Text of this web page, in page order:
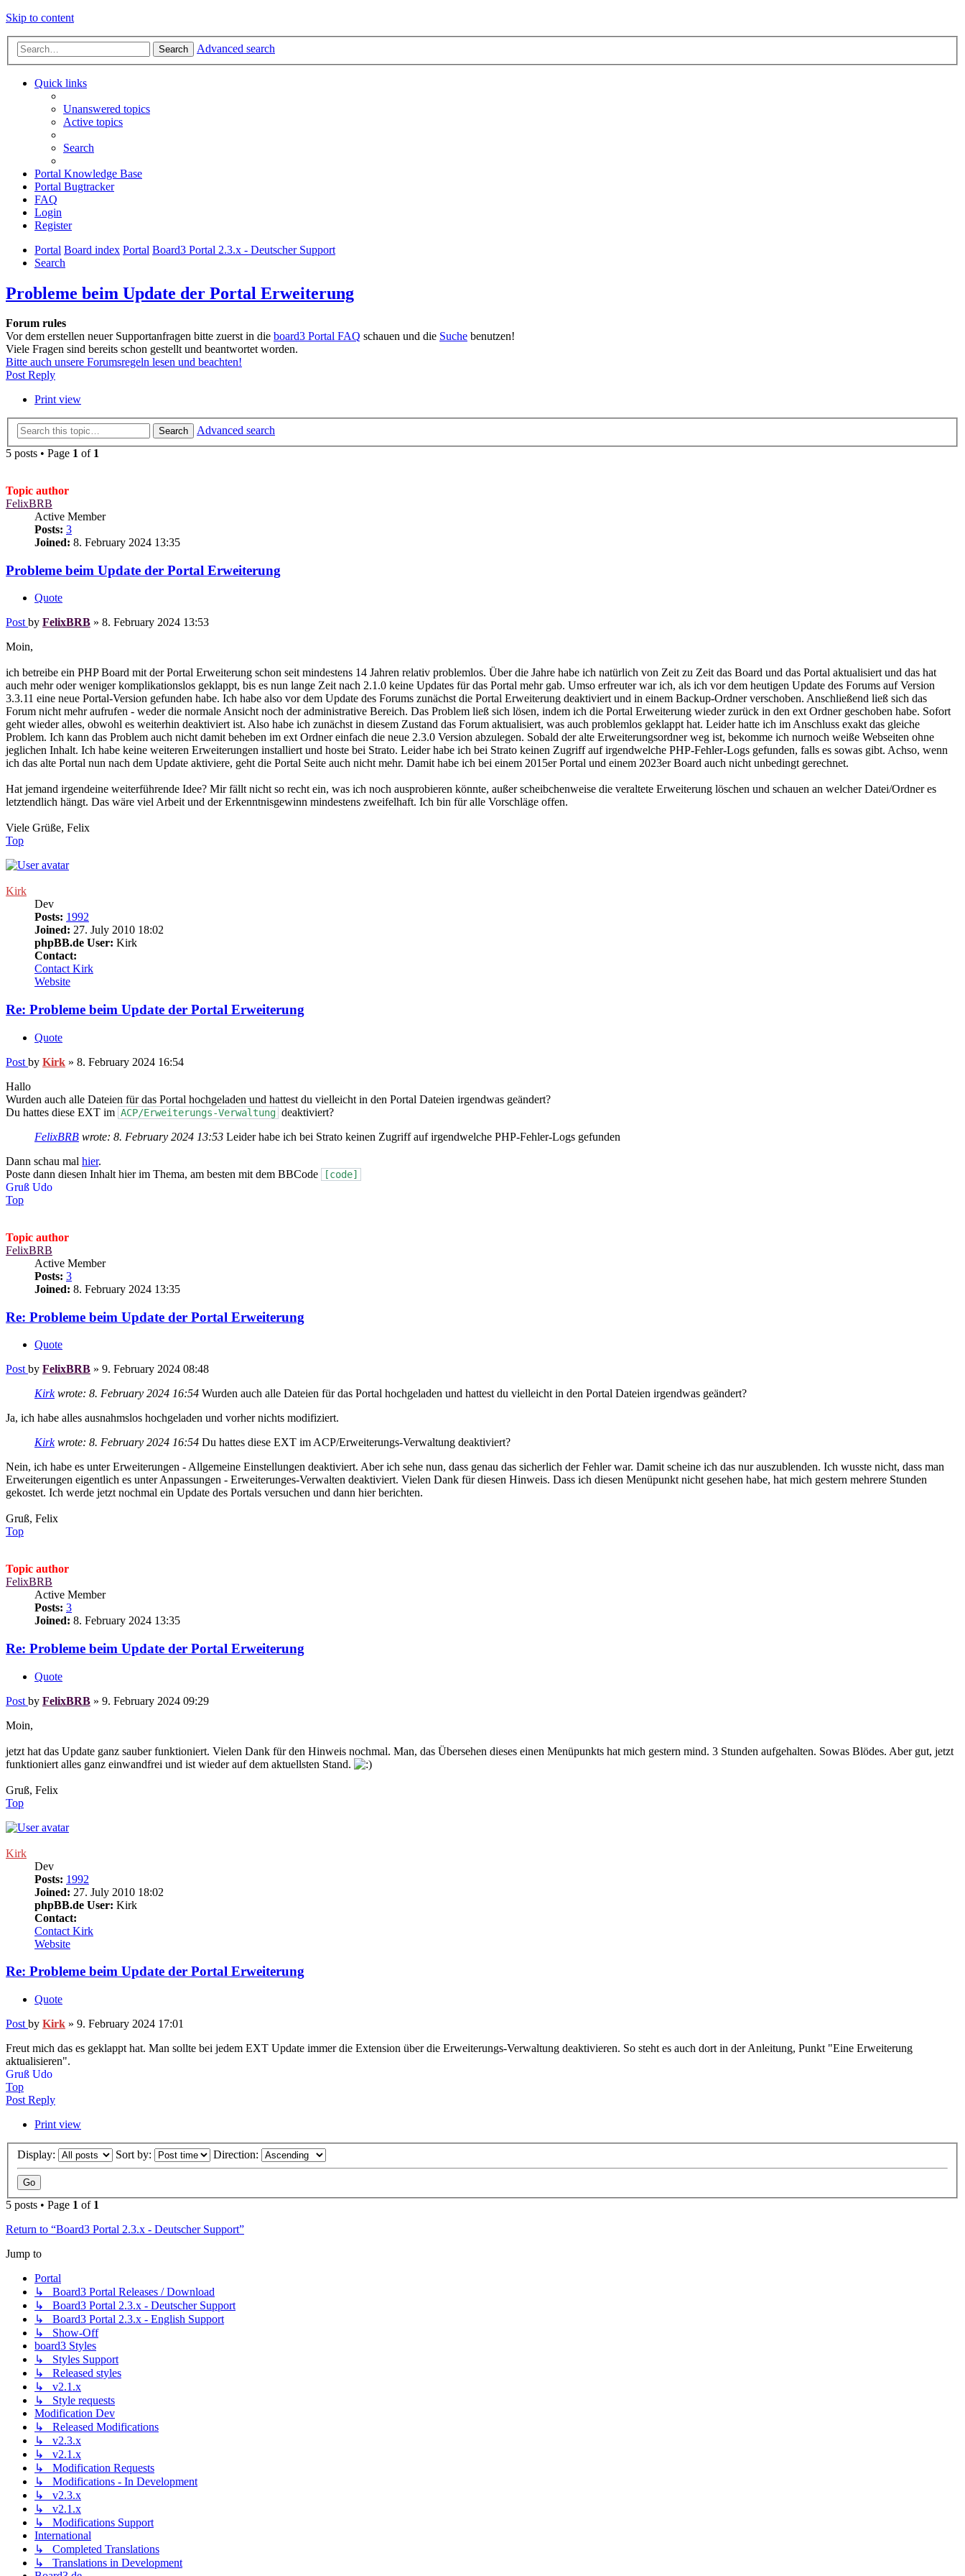
Skip to content
Search Advanced search
Quick links
Unanswered topics
Active topics
Search
Portal Knowledge Base
Portal Bugtracker
FAQ
Login
Register
Portal Board index Portal Board3 Portal 2.3.x - Deutscher Support
Search
Probleme beim Update der Portal Erweiterung
Forum rules
Vor dem erstellen neuer Supportanfragen bitte zuerst in die board3 Portal FAQ schauen und die Suche benutzen!
Viele Fragen sind bereits schon gestellt und beantwortet worden.
Bitte auch unsere Forumsregeln lesen und beachten!
Post Reply
Print view
Search
Advanced search
5 posts • Page 1 of 1
Topic author
FelixBRB
Active Member
Posts: 3
Joined: 8. February 2024 13:35
Probleme beim Update der Portal Erweiterung
Quote
Post by FelixBRB » 8. February 2024 13:53
Moin,
ich betreibe ein PHP Board mit der Portal Erweiterung schon seit mindestens 14 Jahren relativ problemlos. Über die Jahre habe ich natürlich von Zeit zu Zeit das Board und das Portal aktualisiert und das hat
auch mehr oder weniger komplikationslos geklappt, bis es nun lange Zeit nach 2.1.0 keine Updates für das Portal mehr gab. Umso erfreuter war ich, als ich vor dem heutigen Update des Forums auf Version
3.3.11 eine neue Portal-Version gefunden habe. Ich habe also vor dem Update des Forums zunächst die Portal Erweiterung deaktiviert und in einem Backup-Ordner verschoben. Anschließend ließ sich das
Forum nicht mehr aufrufen - weder die normale Ansicht noch der administrative Bereich. Das Problem ließ sich lösen, indem ich die Portal Erweiterung wieder zurück in den ext Ordner geschoben habe. Sofort
geht wieder alles, obwohl es weiterhin deaktiviert ist. Also habe ich zunächst in diesem Zustand das Forum aktualisiert, was auch problemlos geklappt hat. Leider hatte ich im Anschluss exakt das gleiche
Problem. Ich kann das Problem auch nicht damit beheben im ext Ordner einfach die neue 2.3.0 Version abzulegen. Sobald der alte Erweiterungsordner weg ist, bekomme ich nurnoch weiße Webseiten ohne
jeglichen Inhalt. Ich habe keine weiteren Erweiterungen installiert und hoste bei Strato. Leider habe ich bei Strato keinen Zugriff auf irgendwelche PHP-Fehler-Logs gefunden, falls es sowas gibt. Achso, wenn
ich das alte Portal nun nach dem Update aktiviere, geht die Portal Seite auch nicht mehr. Damit habe ich bei einem 2015er Portal und einem 2023er Board auch nicht unbedingt gerechnet.
Hat jemand irgendeine weiterführende Idee? Mir fällt nicht so recht ein, was ich noch ausprobieren könnte, außer scheibchenweise die veraltete Erweiterung löschen und schauen an welcher Datei/Ordner es
letztendlich hängt. Das wäre viel Arbeit und der Erkenntnisgewinn mindestens zweifelhaft. Ich bin für alle Vorschläge offen.
Viele Grüße, Felix
Top
Kirk
Dev
Posts: 1992
Joined: 27. July 2010 18:02
phpBB.de User: Kirk
Contact:
Contact Kirk
Website
Re: Probleme beim Update der Portal Erweiterung
Quote
Post by Kirk » 8. February 2024 16:54
Hallo
Wurden auch alle Dateien für das Portal hochgeladen und hattest du vielleicht in den Portal Dateien irgendwas geändert?
Du hattes diese EXT im ACP/Erweiterungs-Verwaltung deaktiviert?
FelixBRB wrote: 8. February 2024 13:53 Leider habe ich bei Strato keinen Zugriff auf irgendwelche PHP-Fehler-Logs gefunden
Dann schau mal hier.
Poste dann diesen Inhalt hier im Thema, am besten mit dem BBCode
[code]
Gruß Udo
Top
Topic author
FelixBRB
Active Member
Posts: 3
Joined: 8. February 2024 13:35
Re: Probleme beim Update der Portal Erweiterung
Quote
Post by FelixBRB » 9. February 2024 08:48
Kirkwrote: 8. February 2024 16:54 Wurden auch alle Dateien für das Portal hochgeladen und hattest du vielleicht in den Portal Dateien irgendwas geändert?
Ja, ich habe alles ausnahmslos hochgeladen und vorher nichts modifiziert.
Kirkwrote: 8. February 2024 16:54 Du hattes diese EXT im ACP/Erweiterungs-Verwaltung deaktiviert?
Nein, ich habe es unter Erweiterungen - Allgemeine Einstellungen deaktiviert. Aber ich sehe nun, dass genau das sicherlich der Fehler war. Damit scheine ich das nur auszublenden. Ich wusste nicht, dass man
Erweiterungen eigentlich es unter Anpassungen - Erweiterunges-Verwalten deaktiviert. Vielen Dank für diesen Hinweis. Dass ich diesen Menüpunkt nicht gesehen habe, hat mich gestern mehrere Stunden
gekostet. Ich werde jetzt nochmal ein Update des Portals versuchen und dann hier berichten.
Gruß, Felix
Top
Topic author
FelixBRB
Active Member
Posts: 3
Joined: 8. February 2024 13:35
Re: Probleme beim Update der Portal Erweiterung
Quote
Post by FelixBRB » 9. February 2024 09:29
Moin,
jetzt hat das Update ganz sauber funktioniert. Vielen Dank für den Hinweis nochmal. Man, das Übersehen dieses einen Menüpunkts hat mich gestern mind. 3 Stunden aufgehalten. Sowas Blödes. Aber gut, jetzt
funktioniert alles ganz einwandfrei und ist wieder auf dem aktuellsten Stand.
Gruß, Felix
Top
Kirk
Dev
Posts: 1992
Joined: 27. July 2010 18:02
phpBB.de User: Kirk
Contact:
Contact Kirk
Website
Re: Probleme beim Update der Portal Erweiterung
Quote
Post by Kirk » 9. February 2024 17:01
Freut mich das es geklappt hat. Man sollte bei jedem EXT Update immer die Extension über die Erweiterungs-Verwaltung deaktivieren. So steht es auch dort in der Anleitung, Punkt "Eine Erweiterung
aktualisieren".
Gruß Udo
Top
Post Reply
Print view
Display: Sort by: Direction:
5 posts • Page 1 of 1
Return to “Board3 Portal 2.3.x - Deutscher Support”
Jump to
Portal
↳ Board3 Portal Releases / Download
↳ Board3 Portal 2.3.x - Deutscher Support
↳ Board3 Portal 2.3.x - English Support
↳ Show-Off
board3 Styles
↳ Styles Support
↳ Released styles
↳ v2.1.x
↳ Style requests
Modification Dev
↳ Released Modifications
↳ v2.3.x
↳ v2.1.x
↳ Modification Requests
↳ Modifications - In Development
↳ v2.3.x
↳ v2.1.x
↳ Modifications Support
International
↳ Completed Translations
↳ Translations in Development